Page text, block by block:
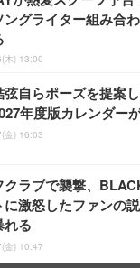
ングライター組み合
木) 13:00
弦自らポーズを提案
年度版カレンダー
金) 16:03
クラブで襲撃、
に激怒したファンの
れる
金) 10:47